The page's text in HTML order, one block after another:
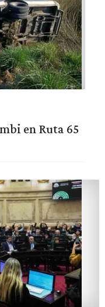
en Ruta 65